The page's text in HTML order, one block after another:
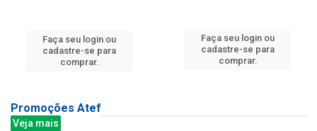
Faça seu login ou
cadastre-se para
comprar.
Faça seu login ou
cadastre-se para
comprar.
Promoções Atef
Veja mais